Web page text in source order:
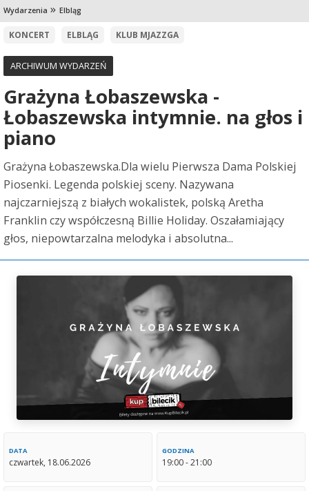
Wydarzenia Elbląg
KONCERT ELBLĄG KLUB MJAZZGA
ARCHIWUM WYDARZEŃ
Grażyna Łobaszewska -
Łobaszewska intymnie. na głos i
piano
Grażyna Łobaszewska.Dla wielu Pierwsza Dama Polskiej
Piosenki. Legenda polskiej sceny. Nazywana
najczarniejszą z białych wokalistek, polską Aretha
Franklin czy współczesną Billie Holiday. Oszałamiający
głos, niepowtarzalna melodyka i absolutna...
DATA
czwartek, 18.06.2026
GODZINA
19:00 - 21:00